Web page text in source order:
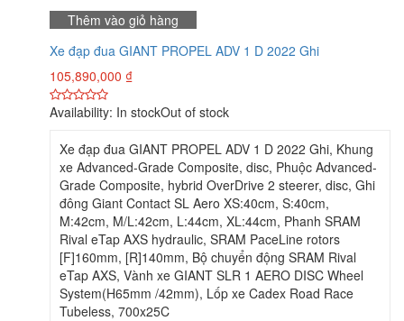
Thêm vào giỏ hàng
Xe đạp đua GIANT PROPEL ADV 1 D 2022 Ghi
105,890,000 ₫
Availability: In stockOut of stock
Xe đạp đua GIANT PROPEL ADV 1 D 2022 Ghi, Khung
xe Advanced-Grade Composite, disc, Phuộc Advanced-
Grade Composite, hybrid OverDrive 2 steerer, disc, Ghi
đông Giant Contact SL Aero XS:40cm, S:40cm,
M:42cm, M/L:42cm, L:44cm, XL:44cm, Phanh SRAM
Rival eTap AXS hydraulic, SRAM PaceLine rotors
[F]160mm, [R]140mm, Bộ chuyển động SRAM Rival
eTap AXS, Vành xe GIANT SLR 1 AERO DISC Wheel
System(H65mm /42mm), Lốp xe Cadex Road Race
Tubeless, 700x25C